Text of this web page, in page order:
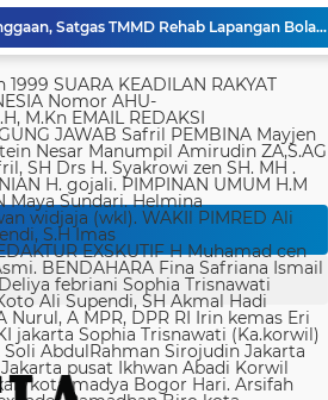
Dari Terbengkalai Jadi Kebanggaan, Satgas TMMD Rehab Lapangan Bola Voli
JTR Bertemu DPMPD Kab. Tangerang, Bahas Dugaan Nepotisme di Desa Buaran Bambu
Peringatan Hari Veteran Nasional 2026 Kemenhan Renovasi Sekretariat LVRI dan Bedah Rumah Veteran di 19 Provinsi
sudah diatur dalam Undang-Undang
empat warga China buronan pemerintah
di ruangan Kepala Kanim Jaksel
tertulis bahwa Isi Buatan Pengguna yang dipublikasikan: Tidak memuat isi bohong, fitnah, sadis dan cabul; Tidak memuat isi yang mengandung prasangka dan kebencian terkait dengan suku, agama, ras, dan antargolongan (SARA), serta menganjurkan tindakan kekerasan; Tidak memuat isi diskriminatif atas dasar perbedaan jenis kelamin dan bahasa, serta tidak merendahkan martabat orang lemah, miskin, sakit, cacat jiwa, atau cacat jasmani. Media siber memiliki kewenangan mutlak untuk mengedit atau menghapus Isi Buatan Pengguna yang bertentangan dengan butir (c). Media siber wajib menyediakan mekanisme pengaduan Isi Buatan Pengguna yang dinilai melanggar ketentuan pada butir (c). Mekanisme tersebut harus disediakan di tempat yang dengan mudah dapat diakses pengguna. Media siber wajib menyunting, menghapus, dan melakukan tindakan koreksi setiap Isi Buatan Pengguna yang dilaporkan dan melanggar ketentuan butir (c), sesegera mungkin secara proporsional selambat-lambatnya 2 x 24 jam setelah pengaduan diterima. Media siber yang telah memenuhi ketentuan pada butir (a), (b), (c), dan (f) tidak dibebani tanggung jawab atas masalah yang ditimbulkan akibat pemuatan isi yang melanggar ketentuan pada butir (c). Media siber bertanggung jawab atas Isi Buatan Pengguna yang dilaporkan bila tidak mengambil tindakan koreksi setelah batas waktu sebagaimana tersebut pada butir (f). 4. Ralat, Koreksi, dan Hak Jawab Ralat, koreksi, dan hak jawab mengacu pada Undang-Undang Pers, Kode Etik Jurnalistik, dan Pedoman Hak Jawab yang ditetapkan Dewan Pers. Ralat, koreksi dan atau hak jawab wajib ditautkan pada berita yang diralat, dikoreksi atau yang diberi hak jawab. Di setiap berita ralat, koreksi, dan hak jawab wajib dicantumkan waktu pemuatan ralat, koreksi, dan atau hak jawab tersebut. Bila suatu berita media siber tertentu disebarluaskan media siber lain, maka: Tanggung jawab media siber pembuat berita terbatas pada berita yang dipublikasikan di media siber tersebut atau media siber yang berada di bawah otoritas teknisnya; Koreksi berita yang dilakukan oleh sebuah media siber, juga harus dilakukan oleh media siber lain yang mengutip berita dari media siber yang dikoreksi itu; Media yang menyebarluaskan berita dari sebuah media siber dan tidak melakukan koreksi atas berita sesuai yang dilakukan oleh media siber pemilik dan atau pembuat berita tersebut, bertanggung jawab penuh atas semua akibat hukum dari berita yang tidak dikoreksinya itu. Sesuai dengan Undang-Undang Pers, media siber yang tidak melayani hak jawab dapat dijatuhi sanksi hukum pidana denda paling banyak Rp500.000.000 (Lima ratus juta rupiah). 5. Pencabutan Berita Berita yang sudah dipublikasikan tidak dapat dicabut karena alasan penyensoran dari pihak luar redaksi, kecuali terkait masalah SARA, kesusilaan, masa depan anak, pengalaman traumatik korban atau berdasarkan pertimbangan khusus lain yang ditetapkan Dewan Pers. Media siber lain wajib mengikuti pencabutan kutipan berita dari media asal yang telah dicabut. Pencabutan berita wajib disertai dengan alasan pencabutan dan diumumkan kepada publik. 6. Iklan Media siber wajib membedakan dengan tegas antara produk berita dan iklan. Setiap berita/artikel/isi yang merupakan iklan dan atau isi berbayar wajib mencantumkan keterangan ”advertorial”, ”iklan”, ”ads”, ”spons